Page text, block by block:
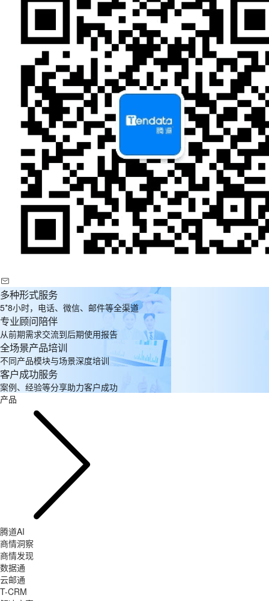
多种形式服务
5*8小时，电话、微信、邮件等全渠道
专业顾问陪伴
从前期需求交流到后期使用报告
全场景产品培训
不同产品模块与场景深度培训
客户成功服务
案例、经验等分享助力客户成功
产品
腾道AI
商情洞察
商情发现
数据通
云邮通
T-CRM